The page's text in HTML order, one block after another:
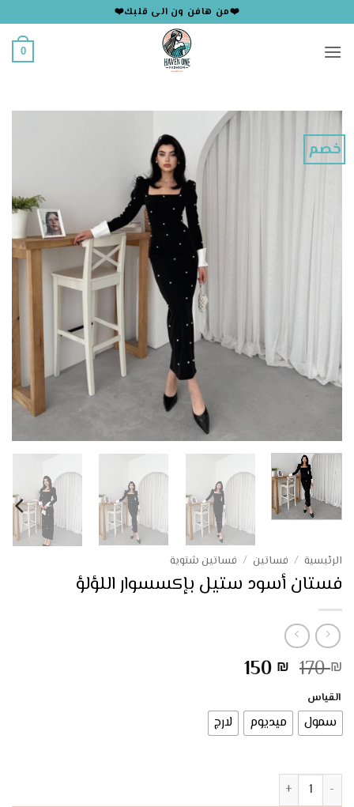
للمحتوى
❤️من هافن ون الى قلبك❤️
0
خصم
الرئيسية / فساتين / فساتين شتوية
فستان أسود ستيل بإكسسوار اللؤلؤ
170₪ السعر
هو:
170 ₪.
150 ₪ السعر
هو:
150 ₪.
القياس
سمول ميديوم لارج
كمية فستان أسود ستيل بإكسسوار اللؤلؤ